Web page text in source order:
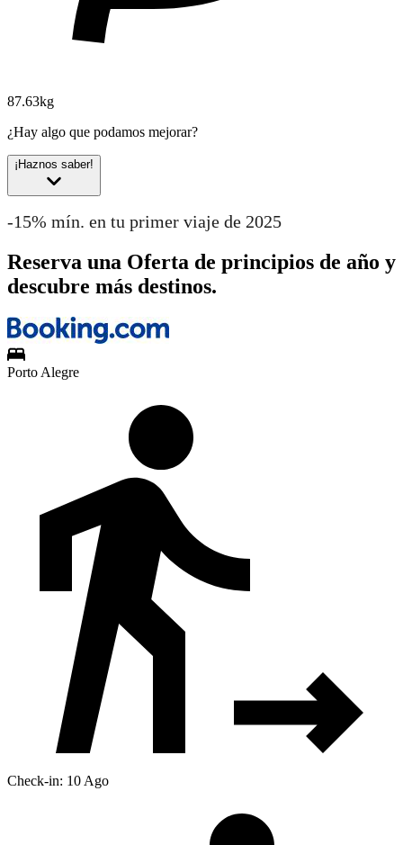
87.63kg
¿Hay algo que podamos mejorar?
¡Haznos saber!
-15% mín. en tu primer viaje de 2025
Reserva una Oferta de principios de año y
descubre más destinos.
Porto Alegre
Check-in: 10 Ago